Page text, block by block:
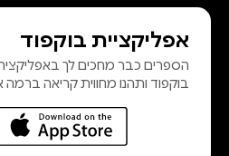
מיועד לכל הרוצה
ההלכה: לתלמידי חכמים
בתזכורת מהירה
לבעלי בתים המחפשים
ברור בסוגיות החיים,
אפליקציית בוקפוד
הספרים כבר מחכים לך
בוקפוד ותהנו מחווית קריאה